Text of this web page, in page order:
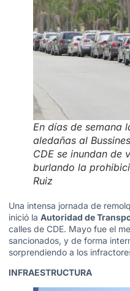
En días de semana
aledañas al
CDE se inundan de
burlando la
Ruiz
Una intensa jornada de
inició la Autoridad de
calles de CDE. Mayo fue el
sancionados, y de forma
sorprendiendo a los
INFRAESTRUCTURA